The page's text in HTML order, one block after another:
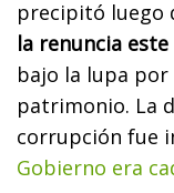
precipitó luego
la renuncia
bajo la lupa por
patrimonio. La
corrupción fue
Gobierno era